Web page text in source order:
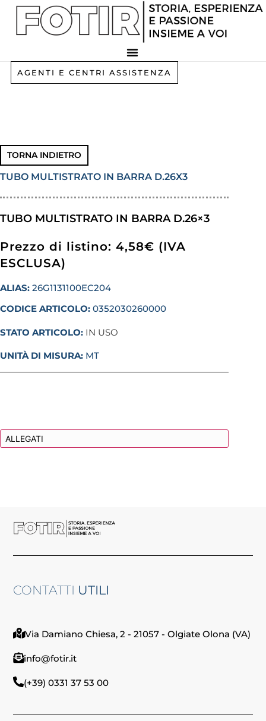
contenuto
AGENTI E CENTRI ASSISTENZA
TORNA INDIETRO
TUBO MULTISTRATO IN BARRA D.26X3
TUBO MULTISTRATO IN BARRA D.26×3
Prezzo di listino: 4,58€ (IVA
ESCLUSA)
ALIAS: 26G1131100EC204
CODICE ARTICOLO: 0352030260000
STATO ARTICOLO: IN USO
UNITÀ DI MISURA: MT
ALLEGATI
CONTATTI UTILI
Via Damiano Chiesa, 2 - 21057 - Olgiate Olona (VA)
info@fotir.it
(+39) 0331 37 53 00